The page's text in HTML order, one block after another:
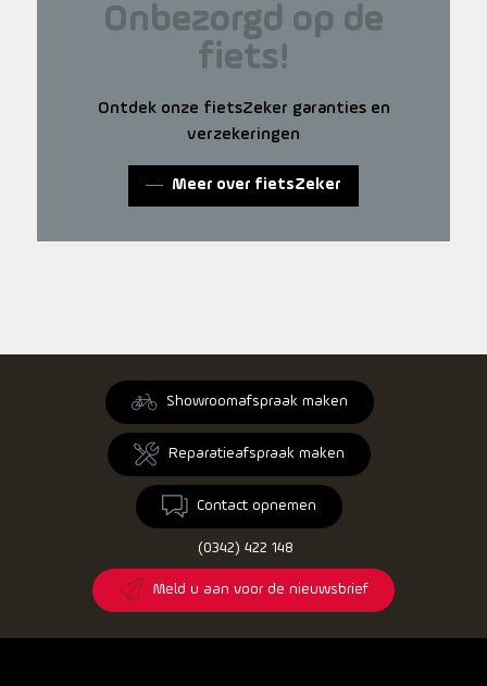
Onbezorgd op de
fiets!
Ontdek onze fietsZeker garanties en
verzekeringen
Meer over fietsZeker
Showroomafspraak maken
Reparatieafspraak maken
Contact opnemen
(0342) 422 148
Meld u aan voor de nieuwsbrief